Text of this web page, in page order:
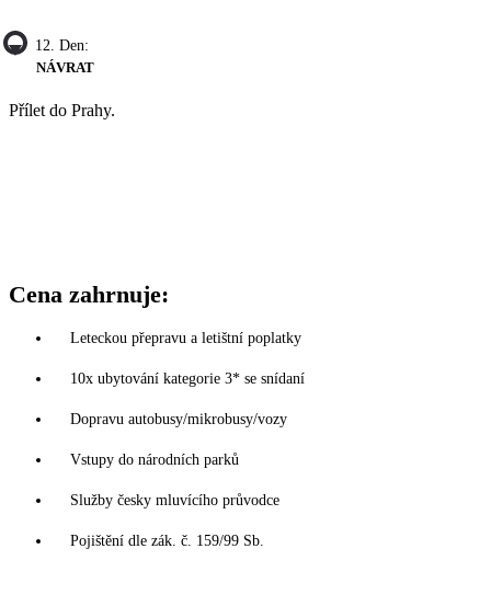
12. Den:
NÁVRAT
Přílet do Prahy.
Cena zahrnuje:
Leteckou přepravu a letištní poplatky
10x ubytování kategorie 3* se snídaní
Dopravu autobusy/mikrobusy/vozy
Vstupy do národních parků
Služby česky mluvícího průvodce
Pojištění dle zák. č. 159/99 Sb.